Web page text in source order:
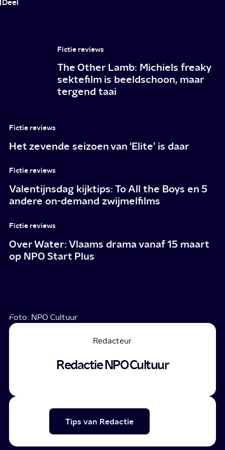
2024
Deel
Fictie reviews
The Other Lamb: Michiels freaky
sektefilm is beeldschoon, maar
tergend taai
Fictie reviews
Het zevende seizoen van ‘Elite’ is daar
Fictie reviews
Valentijnsdag kijktips: To All the Boys en 5
andere on-demand zwijmelfilms
Fictie reviews
Over Water: Vlaams drama vanaf 15 maart
op NPO Start Plus
Foto: NPO Cultuur
Redacteur
Redactie NPO Cultuur
Tips van Redactie